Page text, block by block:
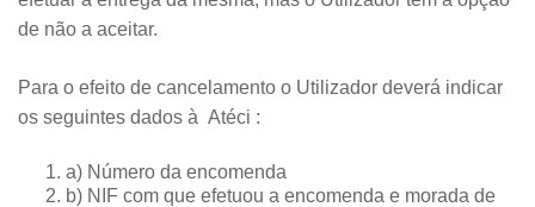
de não a aceitar.
Para o efeito de cancelamento o Utilizador deverá indicar
os seguintes dados à Atéci :
a) Número da encomenda
b) NIF com que efetuou a encomenda e morada de